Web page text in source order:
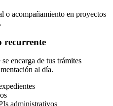
o acompañamiento en proyectos
recurrente
encarga de tus trámites
al día.
administrativos